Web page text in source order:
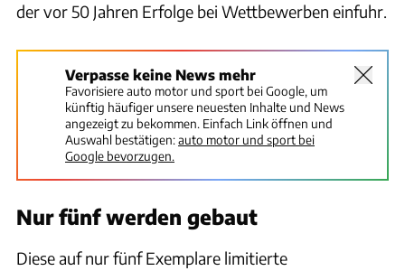
der vor 50 Jahren Erfolge bei Wettbewerben einfuhr.
Verpasse keine News mehr
Favorisiere auto motor und sport bei Google, um
künftig häufiger unsere neuesten Inhalte und News
angezeigt zu bekommen. Einfach Link öffnen und
Auswahl bestätigen:auto motor und sport bei
Google bevorzugen.
Nur fünf werden gebaut
Diese auf nur fünf Exemplare limitierte